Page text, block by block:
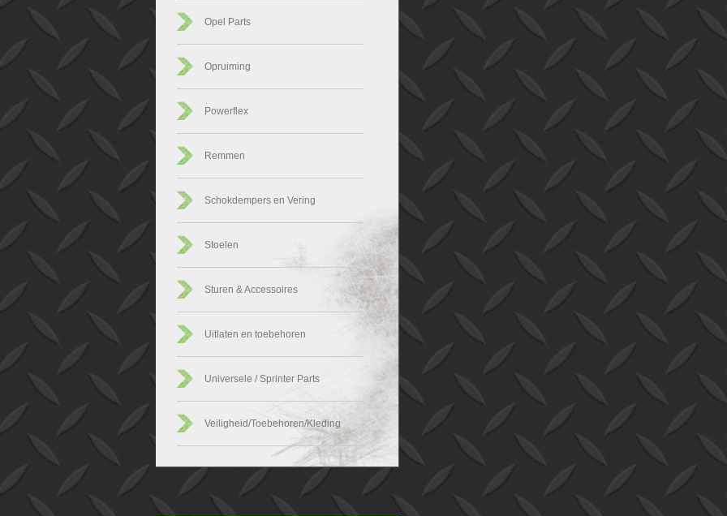
Opel Parts
Opruiming
Powerflex
Remmen
Schokdempers en Vering
Stoelen
Sturen & Accessoires
Uitlaten en toebehoren
Universele / Sprinter Parts
Veiligheid/Toebehoren/Kleding